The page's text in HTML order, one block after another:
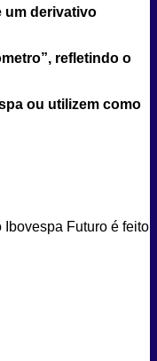
um derivativo
refletindo o
ou utilizem como
Futuro é feito